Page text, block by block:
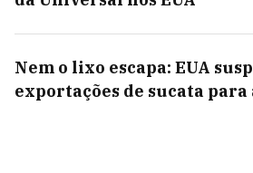
Nem o lixo escapa: EUA
exportações de sucata para